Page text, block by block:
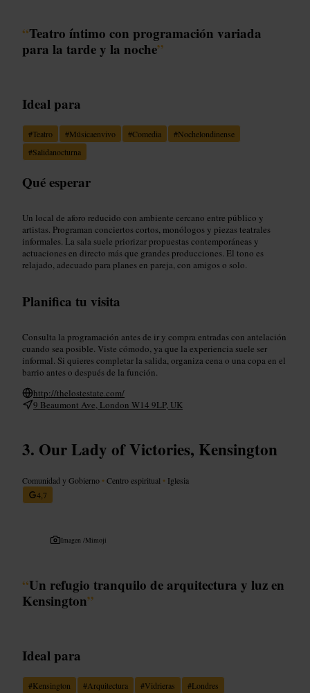
“Teatro íntimo con programación variada
para la tarde y la noche”
Ideal para
#Teatro #Músicaenvivo #Comedia #Nochelondinense
#Salidanocturna
Qué esperar
Un local de aforo reducido con ambiente cercano entre público y
artistas. Programan conciertos cortos, monólogos y piezas teatrales
informales. La sala suele priorizar propuestas contemporáneas y
actuaciones en directo más que grandes producciones. El tono es
relajado, adecuado para planes en pareja, con amigos o solo.
Planifica tu visita
Consulta la programación antes de ir y compra entradas con antelación
cuando sea posible. Viste cómodo, ya que la experiencia suele ser
informal. Si quieres completar la salida, organiza cena o una copa en el
barrio antes o después de la función.
http://thelostestate.com/
9 Beaumont Ave, London W14 9LP, UK
Our Lady of Victories, Kensington
Comunidad y Gobierno •Centro espiritual • Iglesia
4,7
Imagen /Mimoji
“Un refugio tranquilo de arquitectura y luz en
Kensington”
Ideal para
#Kensington #Arquitectura #Vidrieras #Londres